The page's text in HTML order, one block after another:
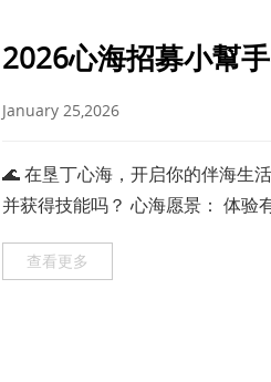
2026心海招募小幫手
January 25,2026
🌊 在垦丁心海，开启你的伴海生
并获得技能吗？ 心海愿景： 体验
查看更多